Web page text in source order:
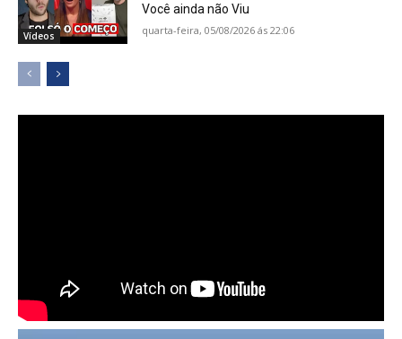
Vídeos
Você ainda não Viu
quarta-feira, 05/08/2026 ás 22:06